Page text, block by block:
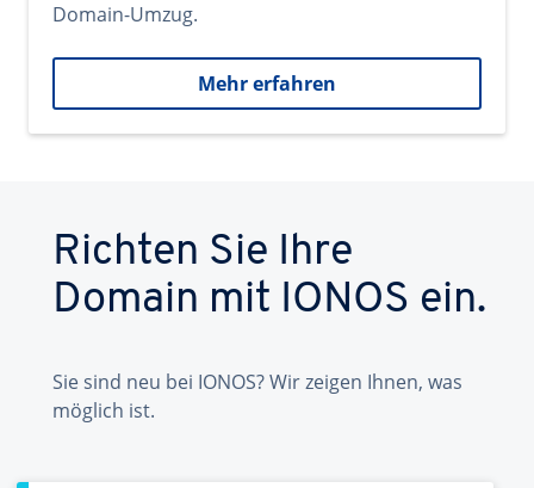
Domain-Umzug.
Mehr erfahren
Richten Sie Ihre
Domain mit IONOS ein.
Sie sind neu bei IONOS? Wir zeigen Ihnen, was
möglich ist.